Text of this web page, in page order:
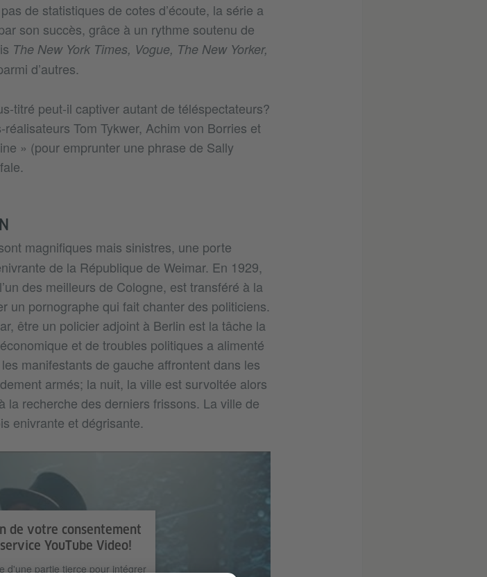
de statistiques de cotes d’écoute, la série a
son succès, grâce à un rythme soutenu de
The New York Times, Vogue, The New Yorker,
d’autres.
titré peut-il captiver autant de téléspectateurs?
Tom Tykwer, Achim von Borries et
» (pour emprunter une phrase de Sally
magnifiques mais sinistres, une porte
de la République de Weimar. En 1929,
des meilleurs de Cologne, est transféré à la
pornographe qui fait chanter des politiciens.
être un policier adjoint à Berlin est la tâche la
et de troubles politiques a alimenté
manifestants de gauche affrontent dans les
armés; la nuit, la ville est survoltée alors
recherche des derniers frissons. La ville de
enivrante et dégrisante.
de votre consentement
YouTube Video!
d'une partie tierce pour intégrer